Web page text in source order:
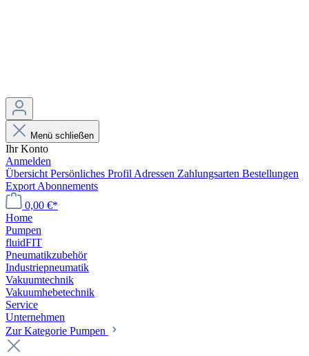
Menü schließen
Ihr Konto
Anmelden
Übersicht Persönliches Profil Adressen Zahlungsarten Bestellungen
Export Abonnements
0,00 €*
Home
Pumpen
fluidFIT
Pneumatikzubehör
Industriepneumatik
Vakuumtechnik
Vakuumhebetechnik
Service
Unternehmen
Zur Kategorie Pumpen